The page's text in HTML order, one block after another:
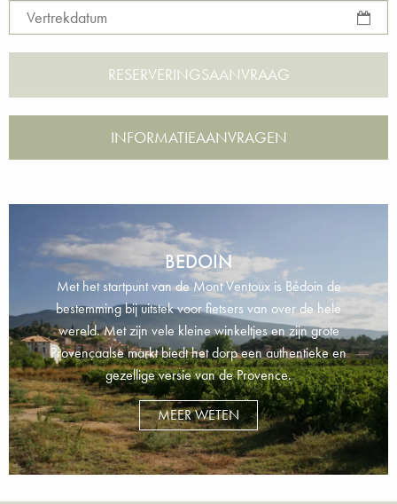
Vertrekdatum
INFORMATIEAANVRAGEN
BEDOIN
Met het startpunt van de Mont Ventoux is Bédoin de
bestemming bij uitstek voor fietsers van over de hele
wereld. Met zijn vele kleine winkeltjes en zijn grote
Provençaalse markt biedt het dorp een authentieke en
gezellige versie van de Provence.
MEER WETEN